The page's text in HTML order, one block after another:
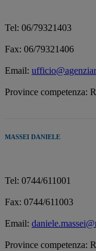
Tel: 06/79321403
Fax: 06/79321406
Email:
Province competenza:
MASSEI DANIELE
Tel: 0744/611001
Fax: 0744/611003
Email:
Province competenza: